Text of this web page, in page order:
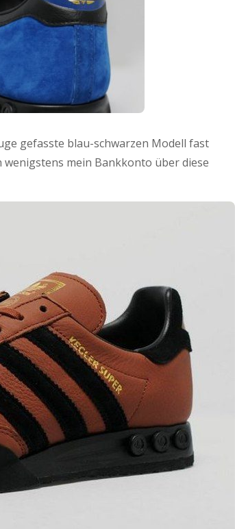
gefasste blau-schwarzen Modell fast
wenigstens mein Bankkonto über diese